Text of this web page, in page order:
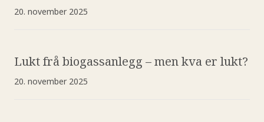
20. november 2025
Lukt frå biogassanlegg – men kva er lukt?
20. november 2025